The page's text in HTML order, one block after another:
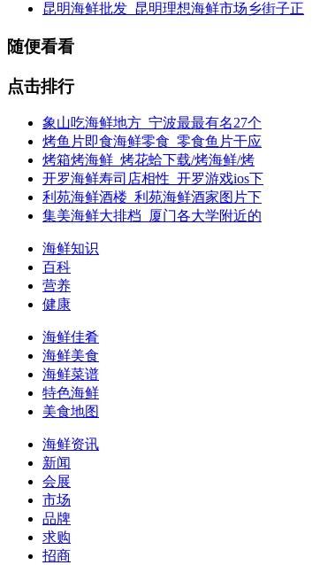
昆明海鲜批发_昆明理想海鲜市场乡街子正
随便看看
点击排行
象山吃海鲜地方_宁波最最有名27个
烤鱼片即食海鲜零食_零食鱼片干应
烤箱烤海鲜_烤花蛤下载/烤海鲜/烤
开罗海鲜寿司店相性_开罗游戏ios下
利苑海鲜酒楼_利苑海鲜酒家图片下
集美海鲜大排档_厦门各大学附近的
海鲜知识
百科
营养
健康
海鲜佳肴
海鲜美食
海鲜菜谱
特色海鲜
美食地图
海鲜资讯
新闻
会展
市场
品牌
求购
招商